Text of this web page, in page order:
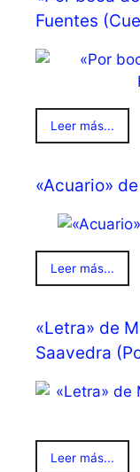
Fuentes
Leer más...
«Acuario»
Leer más...
«Letra» de
Saavedra
Leer más...